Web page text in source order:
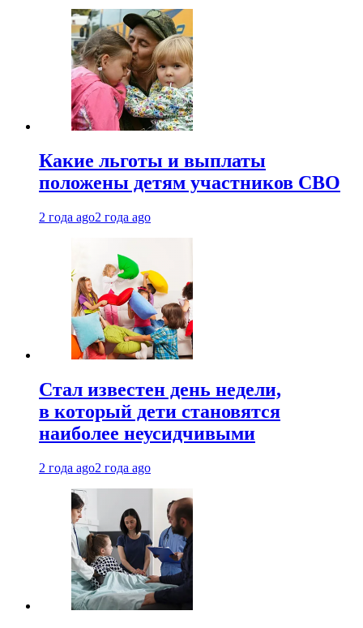
Какие льготы и выплаты
положены детям участников СВО
2 года ago2 года ago
Стал известен день недели,
в который дети становятся
наиболее неусидчивыми
2 года ago2 года ago